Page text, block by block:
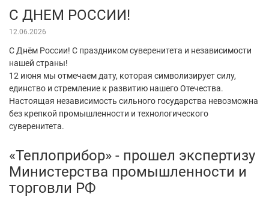
С ДНЕМ РОССИИ!
12.06.2026
С Днём России! С праздником суверенитета и независимости
нашей страны!
12 июня мы отмечаем дату, которая символизирует силу,
единство и стремление к развитию нашего Отечества.
Настоящая независимость сильного государства невозможна
без крепкой промышленности и технологического
суверенитета.
«Теплоприбор» - прошел экспертизу
Министерства промышленности и
торговли РФ